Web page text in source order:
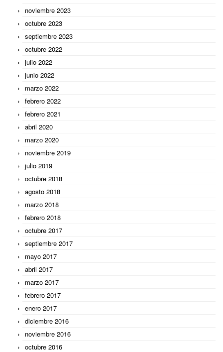
noviembre 2023
octubre 2023
septiembre 2023
octubre 2022
julio 2022
junio 2022
marzo 2022
febrero 2022
febrero 2021
abril 2020
marzo 2020
noviembre 2019
julio 2019
octubre 2018
agosto 2018
marzo 2018
febrero 2018
octubre 2017
septiembre 2017
mayo 2017
abril 2017
marzo 2017
febrero 2017
enero 2017
diciembre 2016
noviembre 2016
octubre 2016